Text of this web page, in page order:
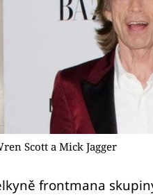
Scott a Mick Jagger
frontmana